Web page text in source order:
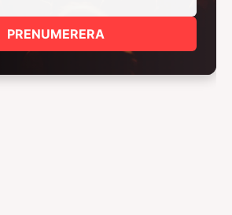
PRENUMERERA